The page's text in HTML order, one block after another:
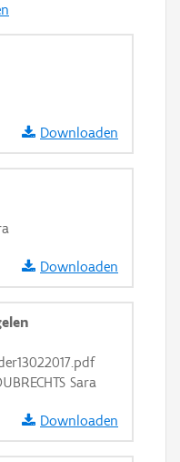
Downloaden
Downloaden
Sara
Downloaden